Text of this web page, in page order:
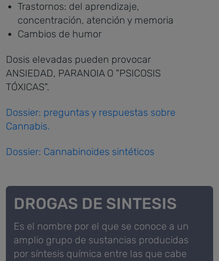
Trastornos: del aprendizaje,
concentración, atención y memoria
Cambios de humor
Dosis elevadas pueden provocar
ANSIEDAD, PARANOIA O "PSICOSIS
TÓXICAS".
Dossier: preguntas y respuestas sobre
Cannabis.
Dossier: Cannabinoides sintéticos
DROGAS DE SINTESIS
Es el nombre por el que se conoce a un
amplio grupo de sustancias producidas
por síntesis química entre las que cabe